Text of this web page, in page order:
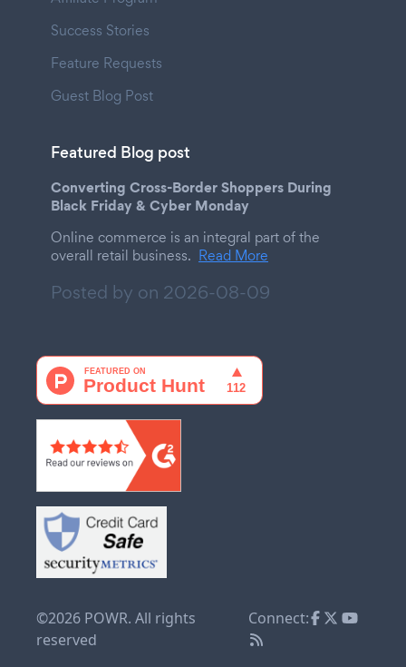
Success Stories
Feature Requests
Guest Blog Post
Featured Blog post
Converting Cross-Border Shoppers During
Black Friday & Cyber Monday
Online commerce is an integral part of the
overall retail business. Read More
Posted by on 2026-08-09
©2026 POWR. All rights
reserved
Connect: